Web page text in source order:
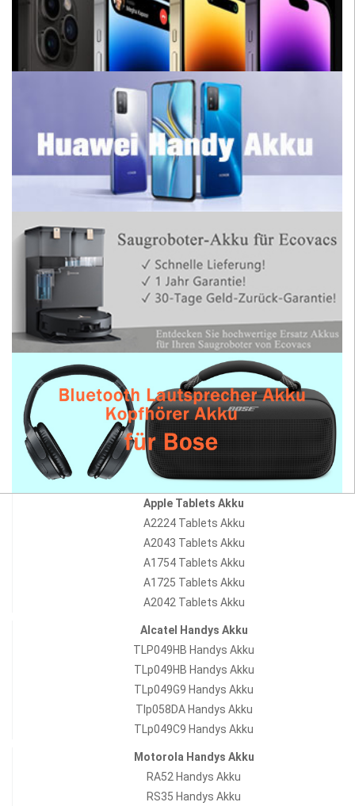
Apple Tablets Akku
A2224 Tablets Akku
A2043 Tablets Akku
A1754 Tablets Akku
A1725 Tablets Akku
A2042 Tablets Akku
Alcatel Handys Akku
TLP049HB Handys Akku
TLp049HB Handys Akku
TLp049G9 Handys Akku
Tlp058DA Handys Akku
TLp049C9 Handys Akku
Motorola Handys Akku
RA52 Handys Akku
RS35 Handys Akku